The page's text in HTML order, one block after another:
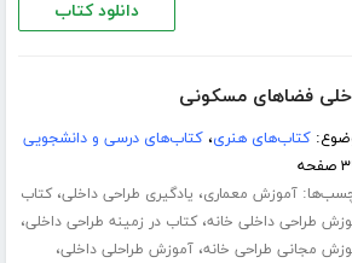
دانلود کتاب
فضاهای مسکونی
کتاب‌های هنری،کتاب‌های درسی و دانشجویی
آموزش معماری، یادگیری طراحی داخلی،کتاب
طراحی داخلی خانه،کتاب در زمینه طراحی داخلی،
مجانی طراحی خانه،آموزش طراحلی داخلی،